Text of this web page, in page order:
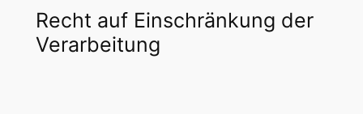
Recht auf Einschränkung der
Verarbeitung